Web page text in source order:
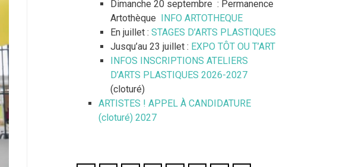
Dimanche 20 septembre : Permanence
Artothèque INFO ARTOTHEQUE
En juillet : STAGES D’ARTS PLASTIQUES
Jusqu’au 23 juillet : EXPO TÔT OU T’ART
INFOS INSCRIPTIONS ATELIERS
D’ARTS PLASTIQUES 2026-2027
(cloturé)
ARTISTES ! APPEL À CANDIDATURE
(cloturé) 2027